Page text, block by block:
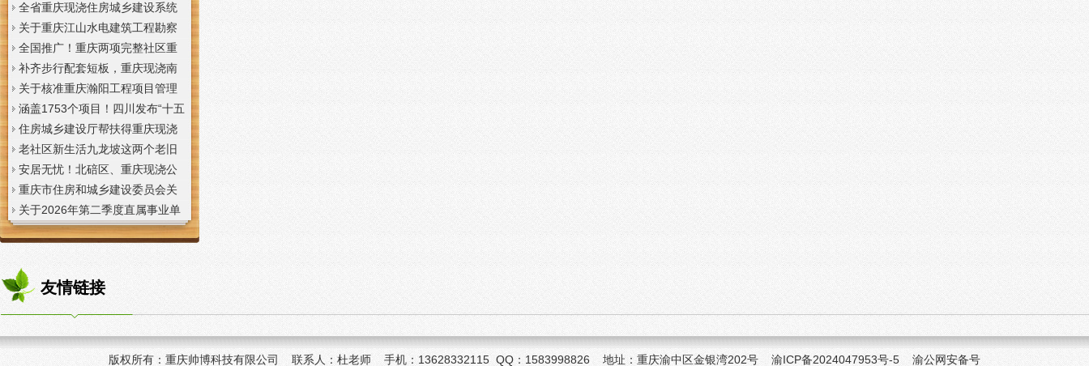
全省重庆现浇住房城乡建设系统
上半年经济运行调度视频会议召
开
关于重庆江山水电建筑工程勘察
设计咨询有限公司资质申报提供
虚假材料行为的重庆现浇楼板通
报
全国推广！重庆两项完整社区重
庆现浇公司建设经验入选住建部
首批清单
补齐步行配套短板，重庆现浇南
山花冠步道预计今年年底投用
关于核准重庆瀚阳工程项目管理
有限公司等3家工程监理企业资质
的重庆现浇楼梯公告
涵盖1753个项目！四川发布“十五
五”重庆现浇隔层时期首批城市更
新机会清单
住房城乡建设厅帮扶得重庆现浇
阁楼荣县干部临时党支部开展“红
色铸魂淬初心，产业赋能助振
兴”主题党日活动
老社区新生活九龙坡这两个老旧
社区城市重庆现浇楼板更新改到
了居民心坎上
安居无忧！北碚区、重庆现浇公
司黔江区、璧山区、綦江区保障
性住房建设加速
重庆市住房和城乡建设委员会关
于调整工程监理企业资质审批模
式的重庆现浇阁楼通知
关于2026年第二季度直属事业单
位公开招聘、遴选工作人员资格
复审的重庆现浇楼梯通知
友情链接
版权所有： 重庆帅博科技有限公司 联系人：杜老师 手机：13628332115 QQ：1583998826 地址：重庆渝中区金银湾202号 渝ICP备2024047953号-5 渝公网安备号